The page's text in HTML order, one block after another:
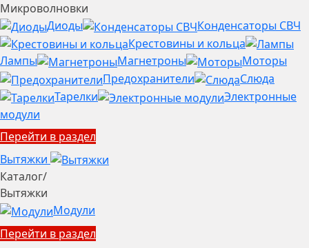
Микроволновки
Диоды
Конденсаторы СВЧ
Крестовины и кольца
Лампы
Магнетроны
Моторы
Предохранители
Слюда
Тарелки
Электронные
модули
Перейти в раздел
Вытяжки
Каталог/
Вытяжки
Модули
Перейти в раздел